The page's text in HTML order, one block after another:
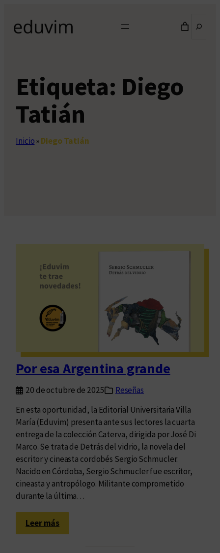
contenido
Etiqueta: Diego
Tatián
Inicio»Diego Tatián
Por esa Argentina grande
20 de octubre de 2025
Reseñas
En esta oportunidad, la Editorial Universitaria Villa
María (Eduvim) presenta ante sus lectores la cuarta
entrega de la colección Caterva, dirigida por José Di
Marco. Se trata de Detrás del vidrio, la novela del
escritor y cineasta cordobés Sergio Schmucler.
Nacido en Córdoba, Sergio Schmucler fue escritor,
cineasta y antropólogo. Militante comprometido
durante la última…
Leer más:
P